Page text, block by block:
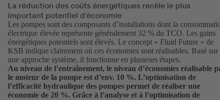
La réduction des coûts énergétiques recèle le plus
important potentiel d’économie
Les pompes sont des composants d’installations dont la
électrique élevée représente généralement 32 % du TCO. Les gains
énergétiques potentiels sont élevés. Le concept « Fluid Future » de
KSB indique clairement où ces économies sont réalisables. Basé sur
une approche système, il fonctionne en plusieurs étapes.
Au niveau de l’entraînement, le niveau d’économies réalisable
le moteur de la pompe est d’env. 10 %. L’optimisation de
l’efficacité hydraulique des pompes permet de réaliser une
économie de 20 %. Grâce à l’analyse et à l’optimisation de